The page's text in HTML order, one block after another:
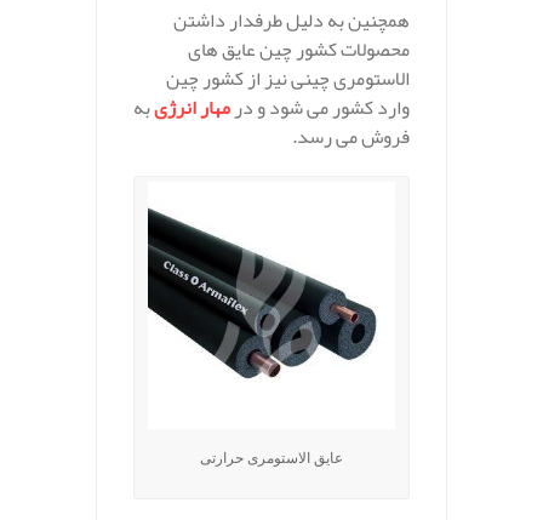
همچنین به دلیل طرفدار داشتن
محصولات کشور چین عایق های
الاستومری چینی نیز از کشور چین
وارد کشور می شود و درمهار انرژیبه
فروش می رسد.
عایق الاستومری حرارتی